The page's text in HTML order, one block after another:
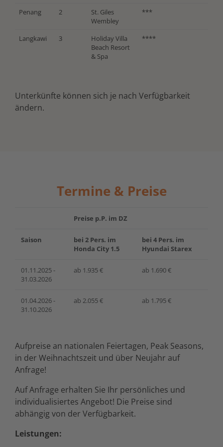
Penang 2
St. Giles
Wembley
***
Langkawi 3
Holiday Villa
Beach Resort
& Spa
****
Unterkünfte können sich je nach Verfügbarkeit
ändern.
Termine & Preise
Preise p.P. im DZ
Saison
bei 2 Pers. im
Honda City 1.5
bei 4 Pers. im
Hyundai Starex
01.11.2025 -
31.03.2026
ab 1.935 € ab 1.690 €
01.04.2026 -
31.10.2026
ab 2.055 € ab 1.795 €
Aufpreise an nationalen Feiertagen, Peak Seasons,
in der Weihnachtszeit und über Neujahr auf
Anfrage!
Auf Anfrage erhalten Sie Ihr persönliches und
individualisiertes Angebot! Die Preise sind
abhängig von der Verfügbarkeit.
Leistungen: